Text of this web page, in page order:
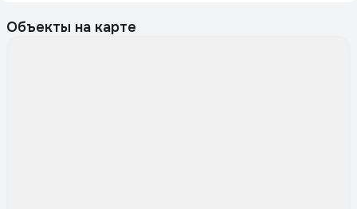
Объекты на карте